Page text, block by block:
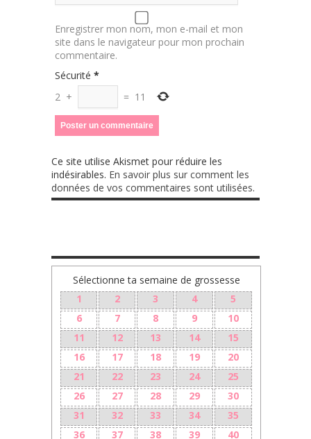
Enregistrer mon nom, mon e-mail et mon
site dans le navigateur pour mon prochain
commentaire.
Sécurité *
2 + = 11
Ce site utilise Akismet pour réduire les
indésirables. En savoir plus sur comment les
données de vos commentaires sont utilisées.
Sélectionne ta semaine de grossesse
1
2 3 4
5
6
7 8 9
10
11
12 13 14
15
16
17 18 19
20
21
22 23 24
25
26
27 28 29
30
31
32 33 34
35
36
37 38 39 40